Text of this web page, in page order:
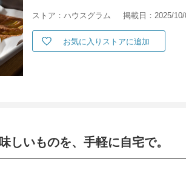
ストア：ハウスグラム 掲載日：2025/
お気に入りストアに追加
しいものを、手軽に自宅で。